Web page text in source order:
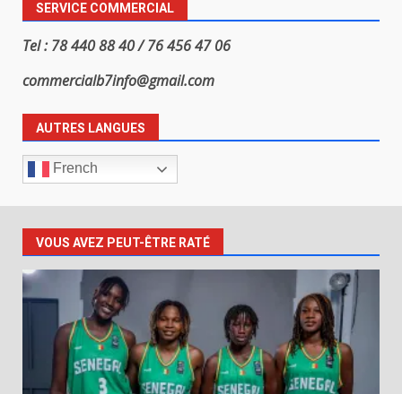
SERVICE COMMERCIAL
Tel : 78 440 88 40 / 76 456 47 06
commercialb7info@gmail.com
AUTRES LANGUES
French
VOUS AVEZ PEUT-ÊTRE RATÉ